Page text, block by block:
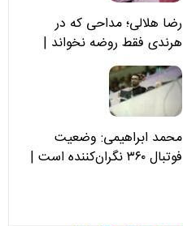
رضا هلالی؛ مداحی که در
هرندی فقط روضه نخواند |
مسئولان «تکیه‌گاه آقا مرتضی
علی(ع)» را جدی‌تر ببینند
محمد ابراهیمی: وضعیت
فوتبال ۳۶۰ نگران‌کننده است |